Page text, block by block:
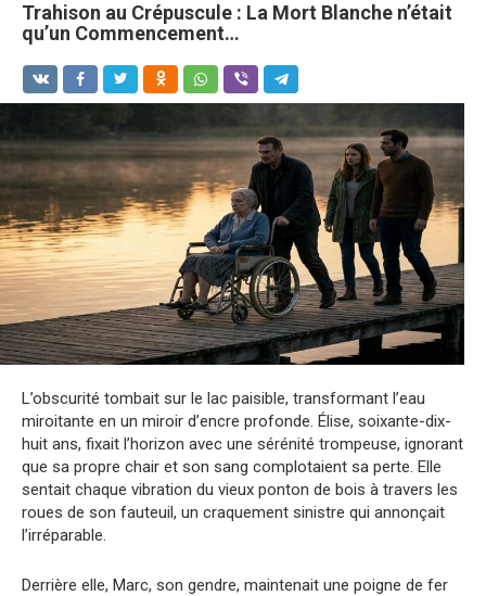
Trahison au Crépuscule : La Mort Blanche n’était
qu’un Commencement…
L’obscurité tombait sur le lac paisible, transformant l’eau
miroitante en un miroir d’encre profonde. Élise, soixante-dix-
huit ans, fixait l’horizon avec une sérénité trompeuse, ignorant
que sa propre chair et son sang complotaient sa perte. Elle
sentait chaque vibration du vieux ponton de bois à travers les
roues de son fauteuil, un craquement sinistre qui annonçait
l’irréparable.
Derrière elle, Marc, son gendre, maintenait une poigne de fer